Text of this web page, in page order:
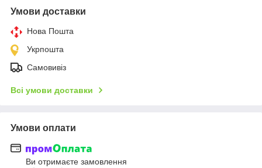
Умови доставки
Нова Пошта
Укрпошта
Самовивіз
Всі умови доставки
Умови оплати
Ви отримаєте замовлення